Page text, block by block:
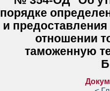
порядке
и
отношении
таможенную